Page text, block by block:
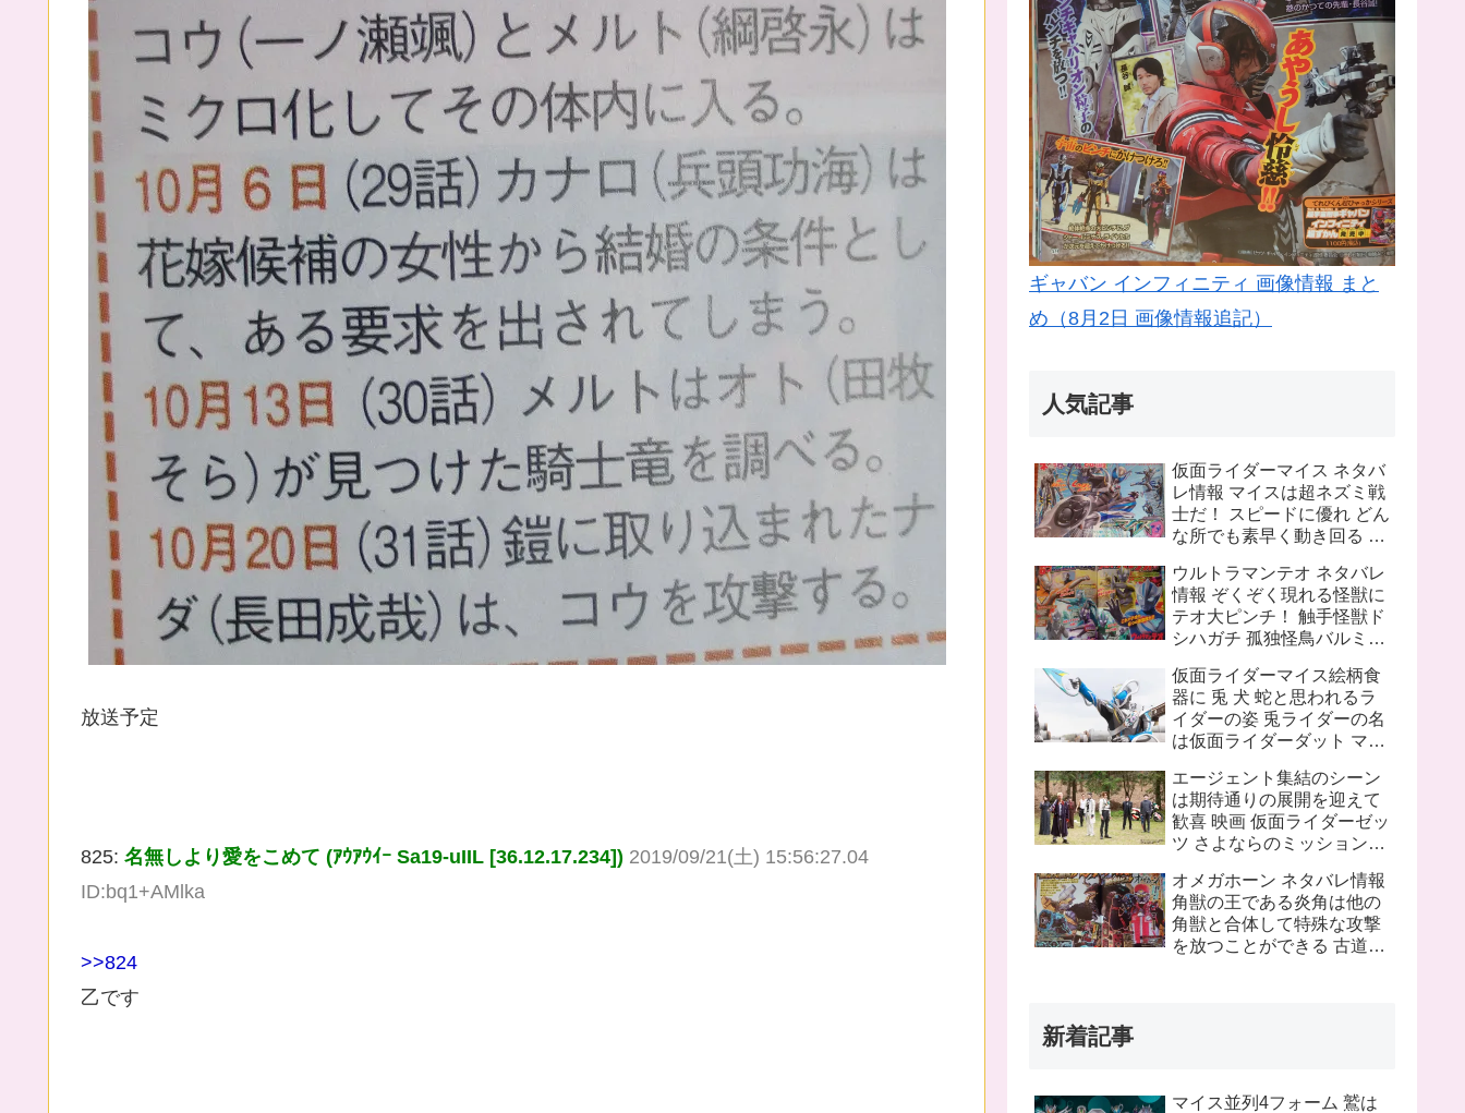
放送予定
825: 名無しより愛をこめて (ｱｳｱｳｲｰ Sa19-uIIL [36.12.17.234]) 2019/09/21(土) 15:56:27.04
ID:bq1+AMlka
>>824
乙です
ギャバン インフィニティ 画像情報 まと
め（8月2日 画像情報追記）
人気記事
仮面ライダーマイス ネタバ
レ情報 マイスは超ネズミ戦
士だ！ スピードに優れ どん
な所でも素早く動き回る ラ
器は大剣マオウブレイド も
う一人の猫 リドはマオウの
為闘う
ウルトラマンテオ ネタバレ
情報 ぞくぞく現れる怪獣に
テオ大ピンチ！ 触手怪獣ド
シハガチ 孤独怪鳥バルミリ
ピンチにプッチーが巨大化
したぞ！
仮面ライダーマイス絵柄食
器に 兎 犬 蛇と思われるラ
イダーの姿 兎ライダーの名
は仮面ライダーダット マイ
タートルフレーム
エージェント集結のシーン
は期待通りの展開を迎えて
歓喜 映画 仮面ライダーゼッ
ツ さよならのミッションネ
オメガホーン ネタバレ情報
角獣の王である炎角は他の
角獣と合体して特殊な攻撃
を放つことができる 古道具
新着記事
マイス並列4フォーム 鷲は